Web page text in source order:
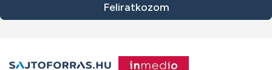
Feliratkozom